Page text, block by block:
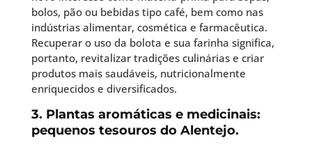
bolos, pão ou bebidas tipo café, bem como nas
indústrias alimentar, cosmética e farmacêutica.
Recuperar o uso da bolota e sua farinha significa,
portanto, revitalizar tradições culinárias e criar
produtos mais saudáveis, nutricionalmente
enriquecidos e diversificados.
3. Plantas aromáticas e medicinais:
pequenos tesouros do Alentejo.